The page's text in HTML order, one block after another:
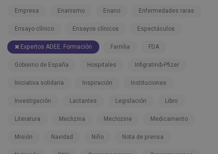
Empresa Enanismo Enano Enfermedades raras
Ensayo clínico Ensayos clínicos Espectáculos
Expertos ADEE. Formación Familia FDA
Gobierno de España Hospitales Infigratinib-Pfizer
Iniciativa solidaria Inspiración Instituciones
Investigación Lactantes Legislación Libro
Literatura Meclizina Meclozine Medicamento
Misión Navidad Niño Nota de prensa